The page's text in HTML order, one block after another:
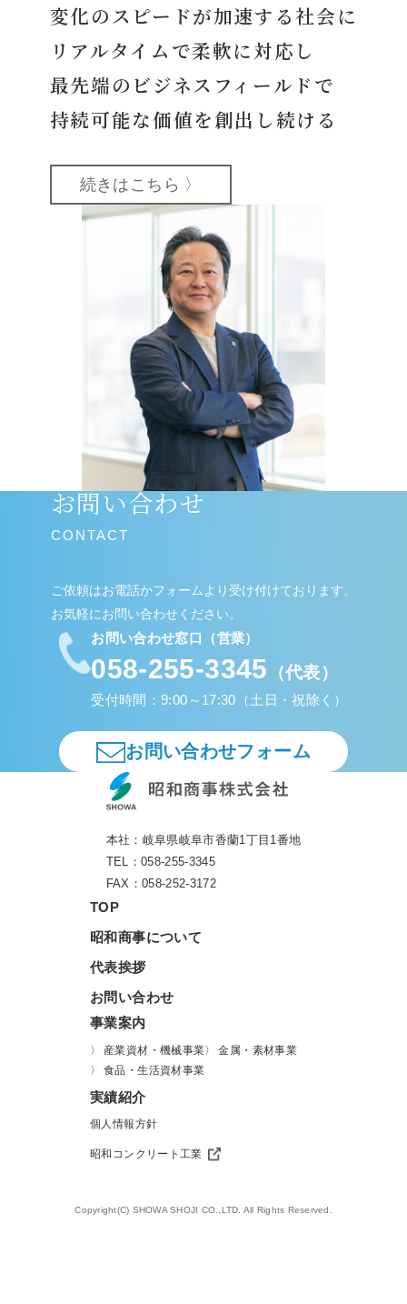
変化のスピードが加速する社会に
リアルタイムで柔軟に対応し
最先端のビジネスフィールドで
持続可能な価値を創出し続ける
続きはこちら 〉
お問い合わせ
CONTACT
ご依頼はお電話かフォームより受け付けております。
お気軽にお問い合わせください。
お問い合わせ窓口（営業）
058-255-3345 （代表）
受付時間：9:00～17:30（土日・祝除く）
お問い合わせフォーム
本社： 岐阜県岐阜市香蘭1丁目1番地
TEL：058-255-3345
FAX：058-252-3172
TOP
昭和商事について
代表挨拶
お問い合わせ
事業案内
産業資材・機械事業
金属・素材事業
食品・生活資材事業
実績紹介
個人情報方針
昭和コンクリート工業
Copyright(C) SHOWA SHOJI CO.,LTD. All Rights Reserved.